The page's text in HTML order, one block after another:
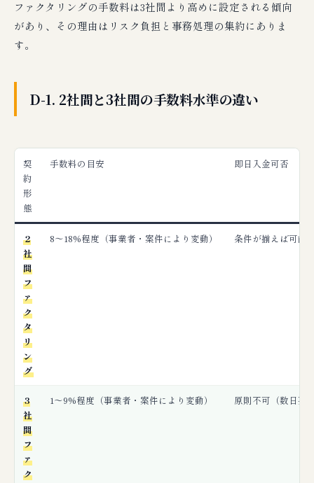
ファクタリングの手数料は3社間より高めに設定される傾向
があり、その理由はリスク負担と事務処理の集約にありま
す。
D-1. 2社間と3社間の手数料水準の違い
契
約
形
態
手数料の目安 即日入金可否
2
社
間
フ
ァ
ク
タ
リ
ン
グ
8〜18%程度（事業者・案件により変動） 条件が揃えば可能
3
社
間
フ
ァ
ク
1〜9%程度（事業者・案件により変動） 原則不可（数日要